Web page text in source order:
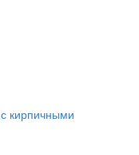
кирпичными